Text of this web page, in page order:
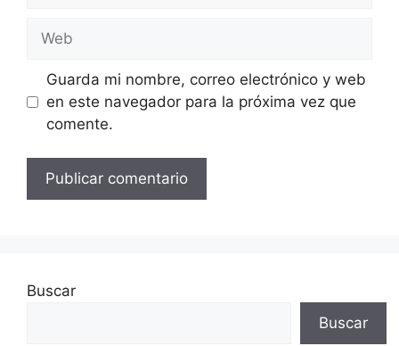
Guarda mi nombre, correo electrónico y web
en este navegador para la próxima vez que
comente.
Buscar
Buscar